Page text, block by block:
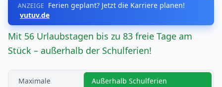
ANZEIGE Ferien geplant? Jetzt die Karriere planen!
vutuv.de
Mit 56 Urlaubstagen bis zu 83 freie Tage am
Stück – außerhalb der Schulferien!
Maximale
Außerhalb Schulferien